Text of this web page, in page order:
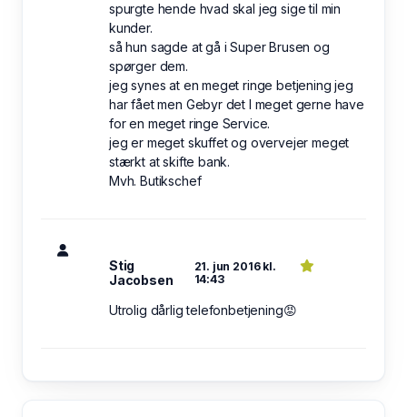
spurgte hende hvad skal jeg sige til min
kunder.
så hun sagde at gå i Super Brusen og
spørger dem.
jeg synes at en meget ringe betjening jeg
har fået men Gebyr det I meget gerne have
for en meget ringe Service.
jeg er meget skuffet og overvejer meget
stærkt at skifte bank.
Mvh. Butikschef
Stig
Jacobsen
21. jun 2016 kl.
14:43
Utrolig dårlig telefonbetjening😡